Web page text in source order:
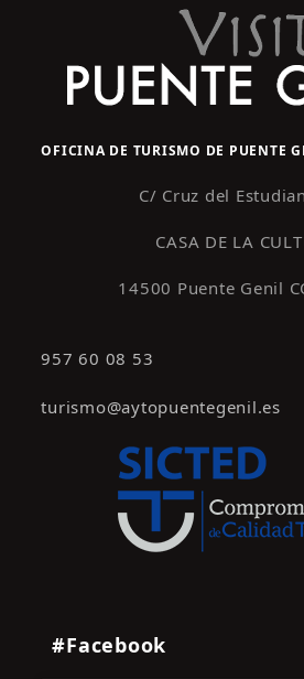
OFICINA DE TURISMO DE PUENTE
C/ Cruz del
CASA DE LA
14500 Puente Genil
957 60 08 53
turismo@aytopuentegenil.es
#Facebook